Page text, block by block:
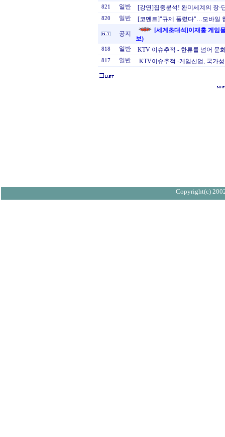
821 일반 [강연]집중분석! 완미세계의 장·
820 일반 [코멘트]"규제 풀렸다"…모바일
공지
[세계초대석]이재홍 게임
보)
818 일반 KTV 이슈추적 - 한류를 넘어 문
817 일반 KTV이슈추적 -게임산업, 국가
Copyright(c)